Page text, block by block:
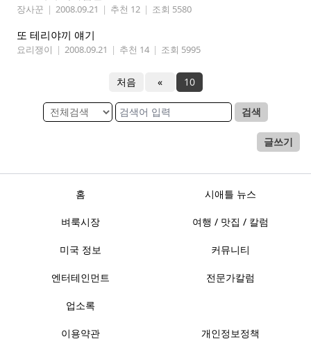
장사꾼 | 2008.09.21 | 추천 12 | 조회 5580
또 테리야끼 얘기
요리쟁이 | 2008.09.21 | 추천 14 | 조회 5995
처음 « 10
검색
글쓰기
홈 시애틀 뉴스
벼룩시장 여행 / 맛집 / 칼럼
미국 정보 커뮤니티
엔터테인먼트 전문가칼럼
업소록
이용약관 개인정보정책